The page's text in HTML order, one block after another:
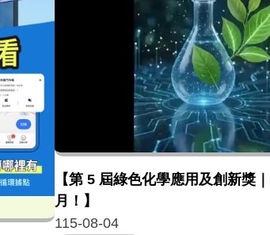
大步驟進行源頭清理，內容包含仔
宣傳圖卡，主要介紹了該應用程式全新
【第 5 屆綠色化學應用及創新獎
月！】
115-08-04